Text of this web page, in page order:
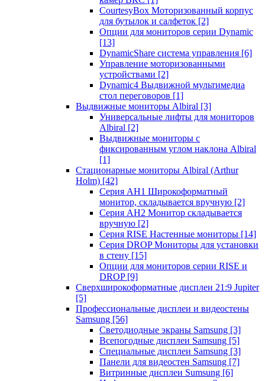
CourtesyBox Моторизованный корпус
для бутылок и салфеток [2]
Опции для мониторов серии Dynamic
[13]
DynamicShare система управления [6]
Управление моторизованными
устройствами [2]
Dynamic4 Выдвижной мультимедиа
стол переговоров [1]
Выдвижные мониторы Albiral [3]
Универсальные лифты для мониторов
Albiral [2]
Выдвижные мониторы с
фиксированным углом наклона Albiral
[1]
Стационарные мониторы Albiral (Arthur
Holm) [42]
Серия AH1 Широкоформатный
монитор, складывается вручную [2]
Серия AH2 Монитор складывается
вручную [2]
Серия RISE Настенные мониторы [14]
Серия DROP Мониторы для установки
в стену [15]
Опции для мониторов серии RISE и
DROP [9]
Сверхширокоформатные дисплеи 21:9 Jupiter
[5]
Профессиональные дисплеи и видеостены
Samsung [56]
Светодиодные экраны Samsung [3]
Всепогодные дисплеи Samsung [5]
Специальные дисплеи Samsung [3]
Панели для видеостен Samsung [7]
Витринные дисплеи Sumsung [6]